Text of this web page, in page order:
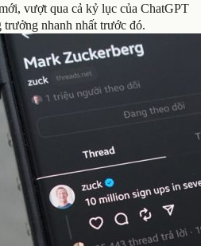
vượt qua cả kỷ lục của ChatGPT
nhanh nhất trước đó.